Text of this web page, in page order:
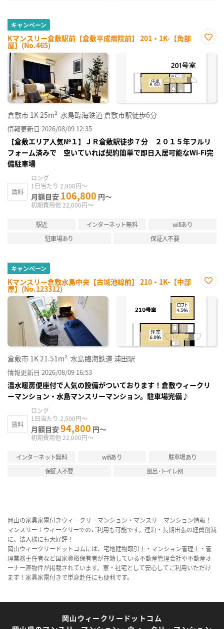
キャンペーン
Kマンスリー倉敷駅前【倉敷平成病院前】 201・1K-【角部
屋】(No.465)
に入
倉敷市 1K25m² 水島臨海鉄道 倉敷市駅徒歩6分
情報更新日 2026/08/09 12:35
【倉敷エリア人気№１】ＪＲ倉敷駅徒歩７分 ２０１５年フルリ
フォーム済みで 空いていれば契約簡単で即日入居可能なWi-Fi完
備駐車場
賃料
ロング
1日当たり 2,900円～
月額目安 106,800 円～
初期費用他 22,000円～
駅近 インターネット無料
wifiあり
駐車場あり
保証人不要
キャンペーン
Kマンスリー倉敷水島中央【古城池線前】 210・1K-【中部
屋】(No.123312)
に入
倉敷市 1K21.51m² 水島臨海鉄道 浦田駅
情報更新日 2026/08/09 16:53
温水暖房便座付で人気の設備がついております！倉敷ウィークリ
ーマンション・水島マンスリーマンション。駐車場完備♪
賃料
ロング
1日当たり 2,500円～
月額目安94,800 円～
初期費用他 22,000円～
インターネット無料 wifiあり
駐車場あり
保証人不要
風呂･トイレ別
岡山の家具家電付きウィークリーマンション・マンスリーマンション情報！
マンスリー＋ウィークリーでのご利用も可能です。連泊・長期出張の経費削減
に、法人様にも大好評！
岡山ウィークリードットコムには、宅地建物取引士・マンション管理士・管
理業務主任者など国家資格保有者が在籍している不動産管理会社や不動産オ
ーナー直物件が掲載されています。寮・社宅として安心してご利用いただけ
ます！家具家電付きで単身赴任にも便利です。
岡山ウィークリードットコム